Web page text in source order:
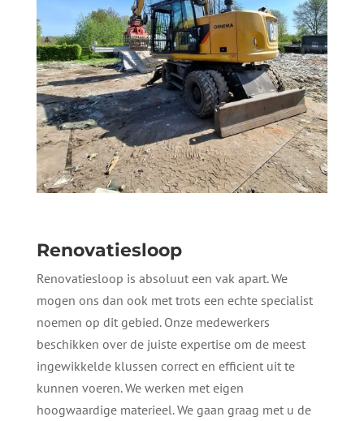
Renovatiesloop
Renovatiesloop is absoluut een vak apart. We
mogen ons dan ook met trots een echte specialist
noemen op dit gebied. Onze medewerkers
beschikken over de juiste expertise om de meest
ingewikkelde klussen correct en efficient uit te
kunnen voeren. We werken met eigen
hoogwaardige materieel. We gaan graag met u de